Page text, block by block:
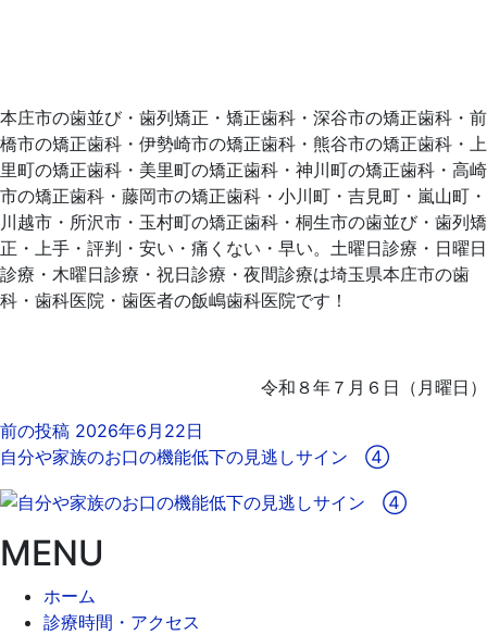
本庄市の歯並び・歯列矯正・矯正歯科・深谷市の矯正歯科・前
橋市の矯正歯科・伊勢崎市の矯正歯科・熊谷市の矯正歯科・上
里町の矯正歯科・美里町の矯正歯科・神川町の矯正歯科・高崎
市の矯正歯科・藤岡市の矯正歯科・小川町・吉見町・嵐山町・
川越市・所沢市・玉村町の矯正歯科・桐生市の歯並び・歯列矯
正・上手・評判・安い・痛くない・早い。土曜日診療・日曜日
診療・木曜日診療・祝日診療・夜間診療は埼玉県本庄市の歯
科・歯科医院・歯医者の飯嶋歯科医院です！
令和８年７月６日（月曜日）
前の投稿 2026年6月22日
自分や家族のお口の機能低下の見逃しサイン ④
MENU
ホーム
診療時間・アクセス